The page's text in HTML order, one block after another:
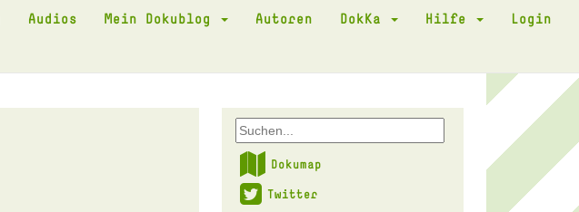
Audios Mein Dokublog Autoren DokKa Hilfe Login
Dokumap
Twitter